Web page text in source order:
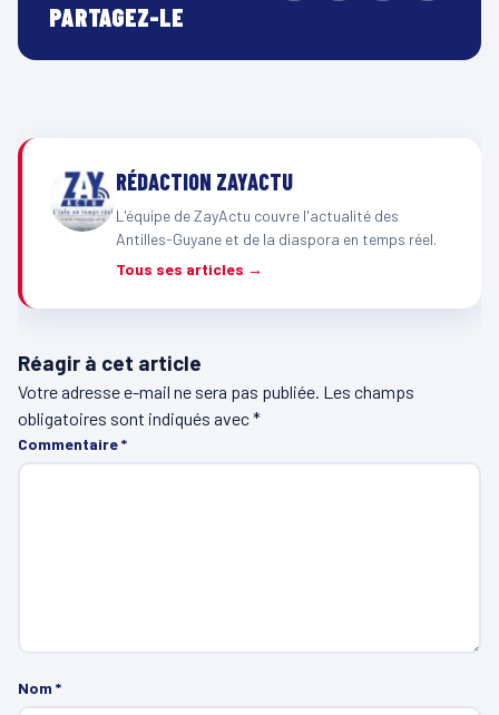
PARTAGEZ-LE
RÉDACTION ZAYACTU
L'équipe de ZayActu couvre l'actualité des
Antilles-Guyane et de la diaspora en temps réel.
Tous ses articles →
Réagir à cet article
Votre adresse e-mail ne sera pas publiée. Les champs
obligatoires sont indiqués avec*
Commentaire*
Nom *